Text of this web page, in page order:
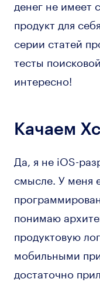
денег не имеет
продукт для
серии статей
тесты
интересно!
Качаем
Да, я не iOS-
смысле. У меня
понимаю
продуктовую
мобильными
достаточно